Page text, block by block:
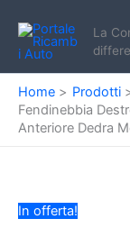
contenuto
La
Home
Prodotti
Fendinebbia
Anteriore Dedra
In offerta!